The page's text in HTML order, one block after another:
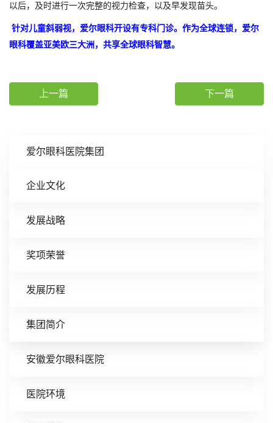
爱尔眼科医院集团
企业文化
发展战略
奖项荣誉
发展历程
集团简介
安徽爱尔眼科医院
医院环境
以后，及时进行一次完整的视力检查，以及早发现苗头。
针对儿童斜弱视，爱尔眼科开设有专科门诊。作为全球连锁，爱尔
眼科覆盖亚美欧三大洲，共享全球眼科智慧。
上一篇 下一篇